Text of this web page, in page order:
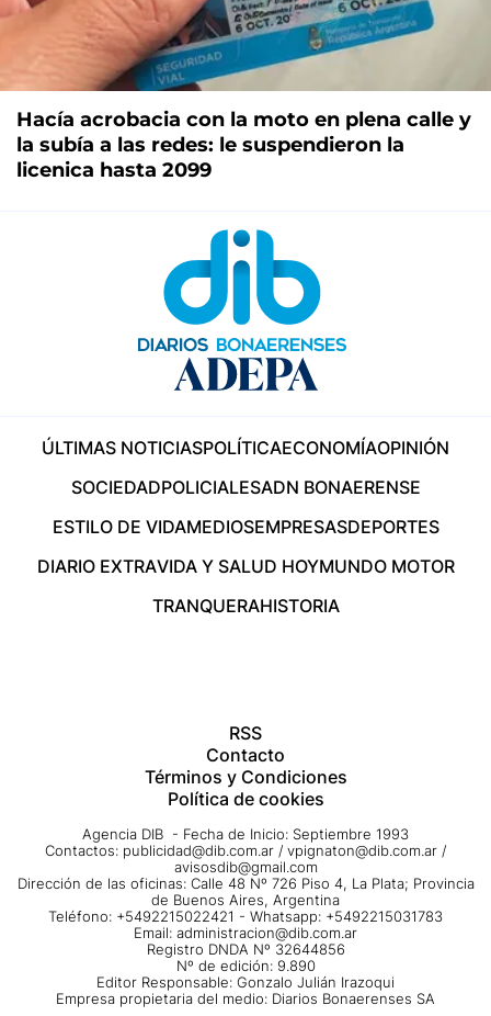
Hacía acrobacia con la moto en plena calle y
la subía a las redes: le suspendieron la
licenica hasta 2099
ÚLTIMAS NOTICIASPOLÍTICAECONOMÍAOPINIÓN
SOCIEDADPOLICIALESADN BONAERENSE
ESTILO DE VIDAMEDIOSEMPRESASDEPORTES
DIARIO EXTRAVIDA Y SALUD HOYMUNDO MOTOR
TRANQUERAHISTORIA
RSS
Contacto
Términos y Condiciones
Política de cookies
Agencia DIB - Fecha de Inicio: Septiembre 1993
Contactos: publicidad@dib.com.ar / vpignaton@dib.com.ar /
avisosdib@gmail.com
Dirección de las oficinas: Calle 48 Nº 726 Piso 4, La Plata; Provincia
de Buenos Aires, Argentina
Teléfono: +5492215022421 - Whatsapp: +5492215031783
Email: administracion@dib.com.ar
Registro DNDA Nº 32644856
Nº de edición: 9.890
Editor Responsable: Gonzalo Julián Irazoqui
Empresa propietaria del medio: Diarios Bonaerenses SA